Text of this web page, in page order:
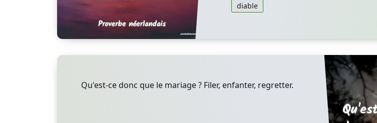
diable
Qu'est-ce donc que le mariage ? Filer, enfanter, regretter.